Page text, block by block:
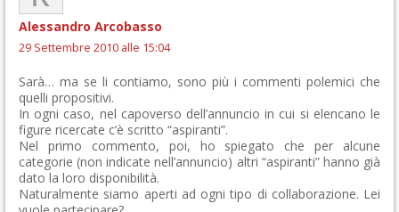
Alessandro Arcobasso
29 Settembre 2010 alle 15:04
Sarà… ma se li contiamo, sono più i commenti polemici che
quelli propositivi.
In ogni caso, nel capoverso dell’annuncio in cui si elencano le
figure ricercate c’è scritto “aspiranti”.
Nel primo commento, poi, ho spiegato che per alcune
categorie (non indicate nell’annuncio) altri “aspiranti” hanno già
dato la loro disponibilità.
Naturalmente siamo aperti ad ogni tipo di collaborazione. Lei